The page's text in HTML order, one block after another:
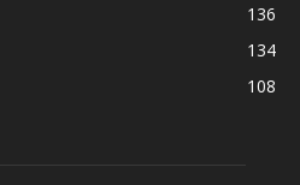
136
134
108